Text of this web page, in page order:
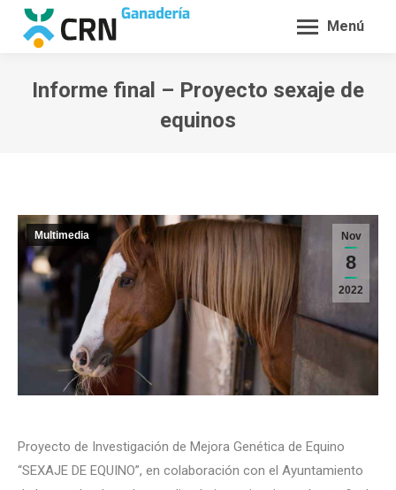
Menú
Informe final – Proyecto sexaje de
equinos
Nov
8
2022
Multimedia
Proyecto de Investigación de Mejora Genética de Equino
“SEXAJE DE EQUINO”, en colaboración con el Ayuntamiento